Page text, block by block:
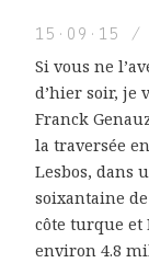
15·09·15 /
Si vous ne
d’hier soir, je
Franck
la traversée
Lesbos, dans
soixantaine
côte turque
environ 4.8